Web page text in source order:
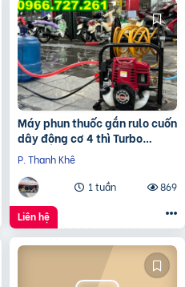
Máy phun thuốc gắn rulo cuốn
dây động cơ 4 thì Turbo
TB140R
P. Thanh Khê
1 tuần
869
Liên hệ